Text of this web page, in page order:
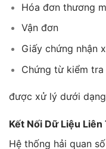
Hóa đơn thương
Vận đơn
Giấy chứng nhận
Chứng từ kiểm tra
được xử lý dưới
Kết Nối Dữ Liệu Liên
Hệ thống hải quan